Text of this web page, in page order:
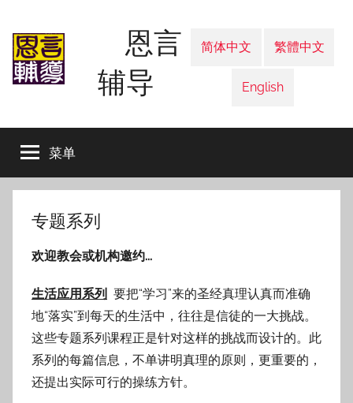
恩言
辅导
简体中文 繁體中文
English
菜单
专题系列
欢迎教会或机构邀约…
生活应用系列 要把“学习”来的圣经真理认真而准确
地“落实”到每天的生活中，往往是信徒的一大挑战。
这些专题系列课程正是针对这样的挑战而设计的。此
系列的每篇信息，不单讲明真理的原则，更重要的，
还提出实际可行的操练方针。